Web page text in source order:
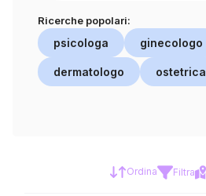
Ricerche popolari:
psicologa ginecologo
dermatologo ostetrica
Ordina Filtra